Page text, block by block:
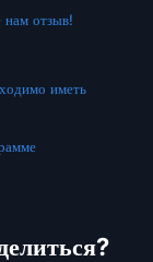
нам отзыв!
иметь